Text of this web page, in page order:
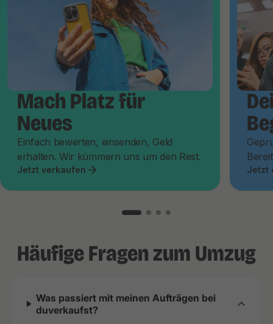
Mach Platz für
Neues
Einfach bewerten, einsenden, Geld
erhalten. Wir kümmern uns um den Rest.
Jetzt verkaufen Jetzt
Häufige Fragen zum Umzug
Was passiert mit meinen Aufträgen bei
duverkaufst?